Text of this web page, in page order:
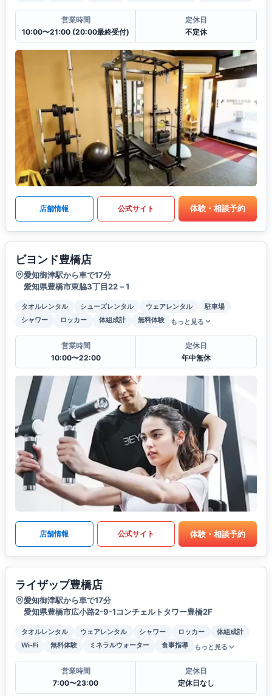
営業時間
10:00〜21:00 (20:00最終受付)
定休日
不定休
店舗情報 公式サイト 体験・相談予約
ビヨンド豊橋店
愛知御津駅から車で17分
愛知県豊橋市東脇3丁目22－1
タオルレンタル シューズレンタル ウェアレンタル
駐車場
シャワー
ロッカー 体組成計 無料体験 もっと見る
営業時間
10:00〜22:00
定休日
年中無休
店舗情報 公式サイト 体験・相談予約
ライザップ豊橋店
愛知御津駅から車で17分
愛知県豊橋市広小路2-9-1コンチェルトタワー豊橋2F
タオルレンタル ウェアレンタル シャワー ロッカー
体組成計
Wi-Fi
無料体験 ミネラルウォーター 食事指導 もっと見る
営業時間
7:00〜23:00
定休日
定休日なし